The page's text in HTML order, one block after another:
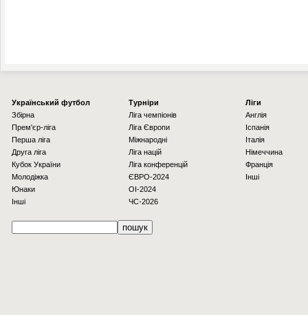
Українcький футбол
Збірна
Прем'єр-ліга
Перша ліга
Друга ліга
Кубок України
Молодіжка
Юнаки
Інші
Турніри
Ліга чемпіонів
Ліга Європи
Міжнародні
Ліга націй
Ліга конференцій
ЄВРО-2024
OI-2024
ЧС-2026
Ліги
Англія
Іспанія
Італія
Німеччина
Франція
Інші